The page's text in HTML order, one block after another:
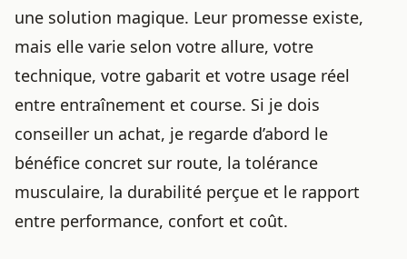
une solution magique. Leur promesse existe,
mais elle varie selon votre allure, votre
technique, votre gabarit et votre usage réel
entre entraînement et course. Si je dois
conseiller un achat, je regarde d’abord le
bénéfice concret sur route, la tolérance
musculaire, la durabilité perçue et le rapport
entre performance, confort et coût.